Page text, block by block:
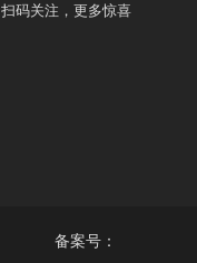
扫码关注，更多惊喜
备案号：